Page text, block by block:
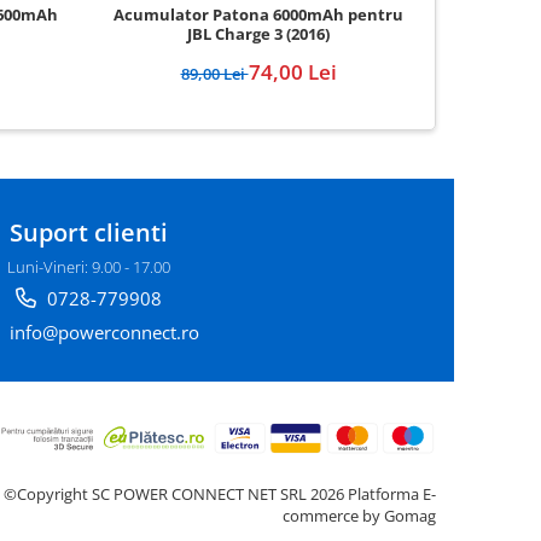
Acumulator Patona 6000mAh pentru
JBL Charge 3 (2016)
89,00 Lei74,00 Lei
Suport clienti
Luni-Vineri: 9.00 - 17.00
0728-779908
info@powerconnect.ro
©Copyright SC POWER CONNECT NET SRL 2026 Platforma E-
commerce by Gomag